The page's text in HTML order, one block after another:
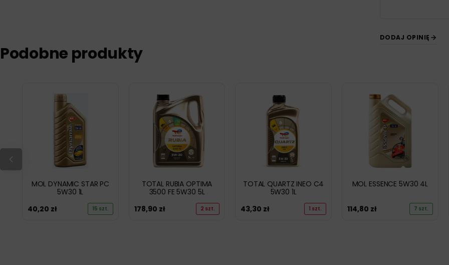
DODAJ OPINIĘ
Podobne produkty
MOL DYNAMIC STAR PC
5W30 1L
40,20 zł 15 szt.
TOTAL RUBIA OPTIMA
3500 FE 5W30 5L
178,90 zł 2 szt.
TOTAL QUARTZ INEO C4
5W30 1L
43,30 zł 1 szt.
MOL ESSENCE 5W30 4L
114,80 zł 7 szt.